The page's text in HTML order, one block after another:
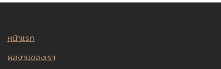
หน้าแรก
ผลงานของเรา